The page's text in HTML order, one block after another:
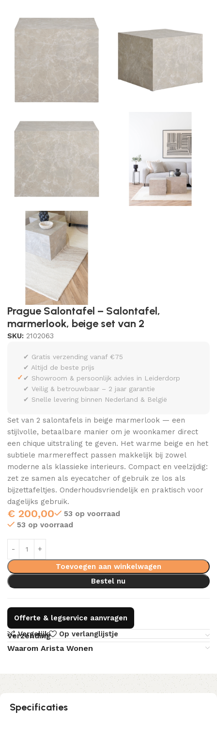
Prague Salontafel – Salontafel,
marmerlook, beige set van 2
SKU: 2102063
✓
✔ Gratis verzending vanaf €75
✔ Altijd de beste prijs
✔ Showroom & persoonlijk advies in Leiderdorp
✔ Veilig & betrouwbaar – 2 jaar garantie
✔ Snelle levering binnen Nederland & België
Set van 2 salontafels in beige marmerlook — een
stijlvolle, betaalbare manier om je woonkamer direct
een chique uitstraling te geven. Het warme beige en het
subtiele marmereffect passen makkelijk bij zowel
moderne als klassieke interieurs. Compact en veelzijdig:
zet ze samen als eyecatcher of gebruik ze los als
bijzettafeltjes. Onderhoudsvriendelijk en praktisch voor
dagelijks gebruik.
€ 200,00
53 op voorraad
53 op voorraad
Toevoegen aan winkelwagen
Bestel nu
Offerte & legservice aanvragen
Vergelijk
Op verlanglijstje
Verzending
Waarom Arista Wonen
Specificaties